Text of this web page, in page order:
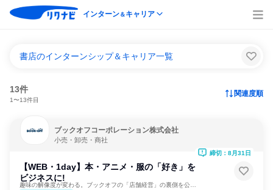
インターン＆キャリア
書店のインターンシップ＆キャリア一覧
13件
1〜13件目
関連度順
ブックオフコーポレーション株式会社
小売・卸売・商社
【WEB・1day】本・アニメ・服の「好き」を
ビジネスに!
締切：8月31日